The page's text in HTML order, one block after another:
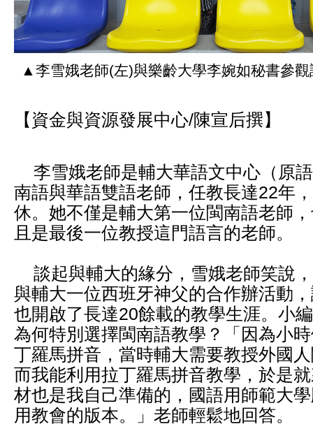
▲李雪娥老師(左)與樂齡大學李婉如秘書參
【資金與資源發展中心/陳宣后撰】
李雪娥老師是輔大華語文中心（原
南語與華語雙語老師，任教長達22年
休。她不僅是輔大第一位閩南語老師
且是最後一位教授這門語言的老師。
談起與輔大的緣分，雪娥老師笑說
與輔大一位西班牙神父的合作辦活動
也開啟了長達20餘載的教學生涯。小
為何特別選擇閩南語教學？「因為小
丁羅馬拼音，當時輔大需要教授外國
而我能利用拉丁羅馬拼音教學，於是
材也是我自己準備的，國語用師範大
用教會的版本。」老師輕鬆地回答。